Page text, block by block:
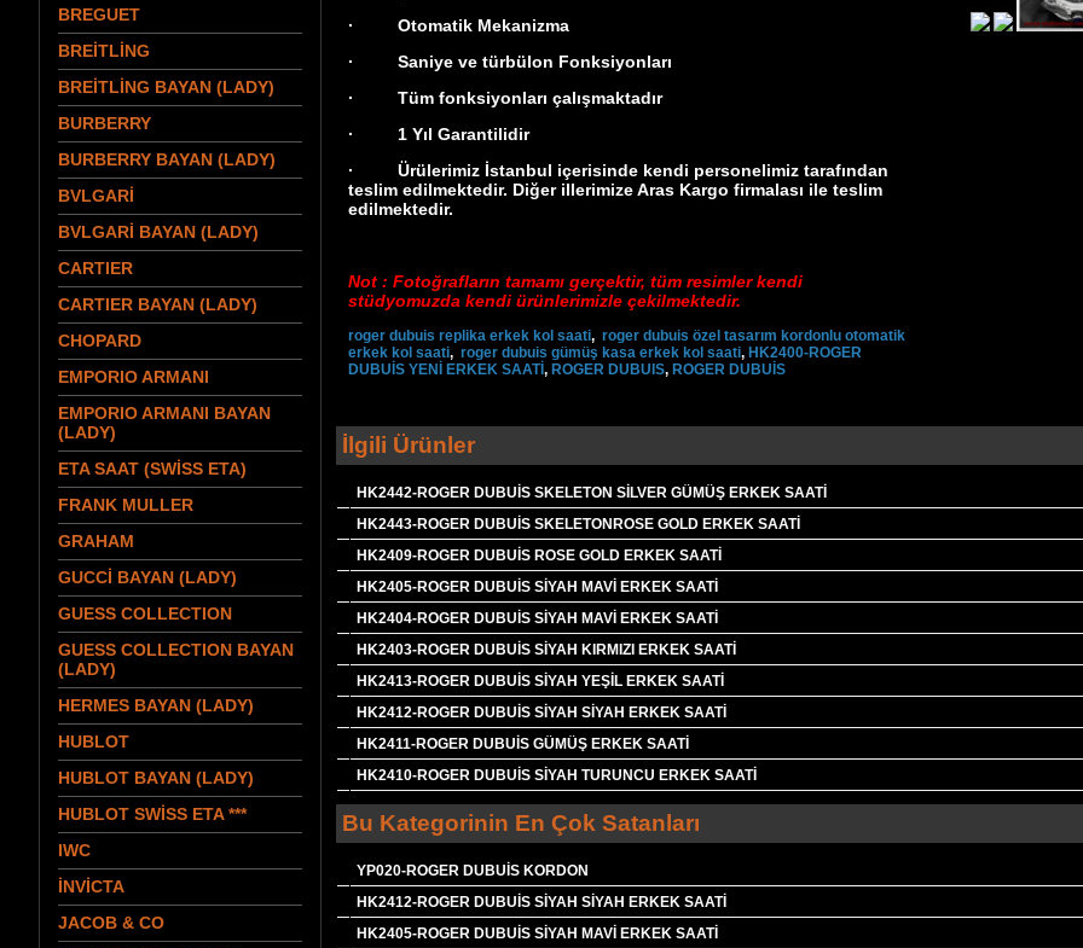
BREGUET
BREİTLİNG
BREİTLİNG BAYAN (LADY)
BURBERRY
BURBERRY BAYAN (LADY)
BVLGARİ
BVLGARİ BAYAN (LADY)
CARTIER
CARTIER BAYAN (LADY)
CHOPARD
EMPORIO ARMANI
EMPORIO ARMANI BAYAN
(LADY)
ETA SAAT (SWİSS ETA)
FRANK MULLER
GRAHAM
GUCCİ BAYAN (LADY)
GUESS COLLECTION
GUESS COLLECTION BAYAN
(LADY)
HERMES BAYAN (LADY)
HUBLOT
HUBLOT BAYAN (LADY)
HUBLOT SWİSS ETA ***
IWC
İNVİCTA
JACOB & CO
· Otomatik Mekanizma
· Saniye ve türbülon Fonksiyonları
· Tüm fonksiyonları çalışmaktadır
· 1 Yıl Garantilidir
· Ürülerimiz İstanbul içerisinde kendi personelimiz tarafından
teslim edilmektedir. Diğer illerimize Aras Kargo firmalası ile teslim
edilmektedir.
Not : Fotoğrafların tamamı gerçektir, tüm resimler kendi
stüdyomuzda kendi ürünlerimizle çekilmektedir.
roger dubuis replika erkek kol saati, roger dubuis özel tasarım kordonlu otomatik
erkek kol saati, roger dubuis gümüş kasa erkek kol saati, HK2400-ROGER
DUBUİS YENİ ERKEK SAATİ, ROGER DUBUIS, ROGER DUBUİS
İlgili Ürünler
HK2442-ROGER DUBUİS SKELETON SİLVER GÜMÜŞ ERKEK SAATİ
HK2443-ROGER DUBUİS SKELETONROSE GOLD ERKEK SAATİ
HK2409-ROGER DUBUİS ROSE GOLD ERKEK SAATİ
HK2405-ROGER DUBUİS SİYAH MAVİ ERKEK SAATİ
HK2404-ROGER DUBUİS SİYAH MAVİ ERKEK SAATİ
HK2403-ROGER DUBUİS SİYAH KIRMIZI ERKEK SAATİ
HK2413-ROGER DUBUİS SİYAH YEŞİL ERKEK SAATİ
HK2412-ROGER DUBUİS SİYAH SİYAH ERKEK SAATİ
HK2411-ROGER DUBUİS GÜMÜŞ ERKEK SAATİ
HK2410-ROGER DUBUİS SİYAH TURUNCU ERKEK SAATİ
Bu Kategorinin En Çok Satanları
YP020-ROGER DUBUİS KORDON
HK2412-ROGER DUBUİS SİYAH SİYAH ERKEK SAATİ
HK2405-ROGER DUBUİS SİYAH MAVİ ERKEK SAATİ